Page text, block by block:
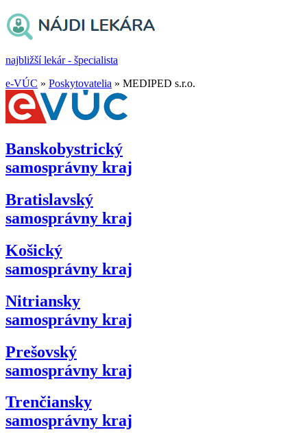
najbližší lekár - špecialista
e-VÚC » Poskytovatelia » MEDIPED s.r.o.
Banskobystrický
samosprávny kraj
Bratislavský
samosprávny kraj
Košický
samosprávny kraj
Nitriansky
samosprávny kraj
Prešovský
samosprávny kraj
Trenčiansky
samosprávny kraj